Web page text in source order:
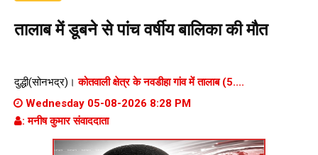
तालाब में डूबने से पांच वर्षीय बालिका की मौत
दुद्धी(सोनभद्र)।कोतवाली क्षेत्र के नवडीहा गांव में तालाब (5....
Wednesday 05-08-2026 8:28 PM
: मनीष कुमार संवाददाता